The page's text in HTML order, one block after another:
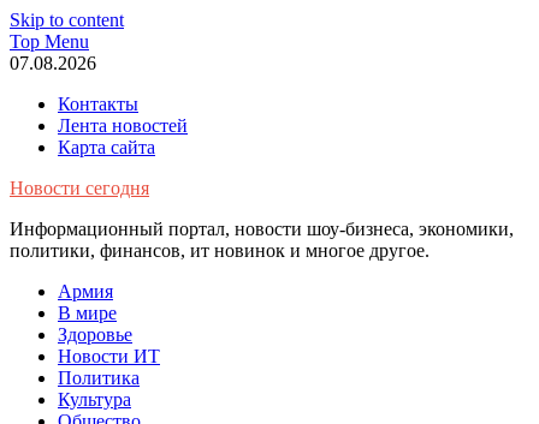
Skip to content
Top Menu
07.08.2026
Контакты
Лента новостей
Карта сайта
Новости сегодня
Информационный портал, новости шоу-бизнеса, экономики,
политики, финансов, ит новинок и многое другое.
Армия
В мире
Здоровье
Новости ИТ
Политика
Культура